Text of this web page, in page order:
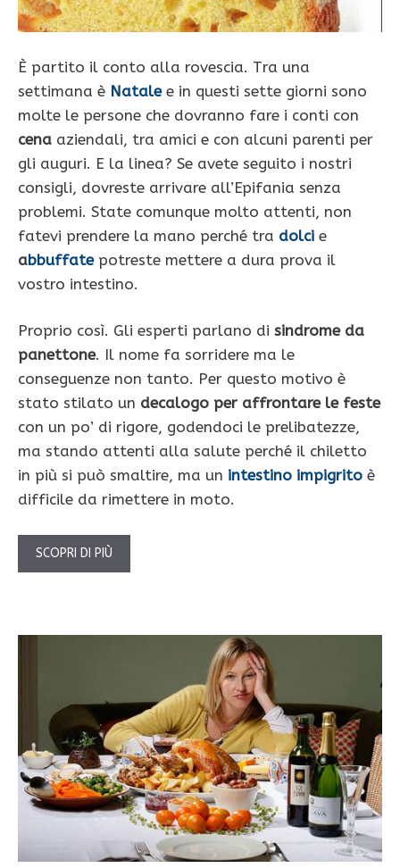
È partito il conto alla rovescia. Tra una
settimana è Natale e in questi sette giorni sono
molte le persone che dovranno fare i conti con
cena aziendali, tra amici e con alcuni parenti per
gli auguri. E la linea? Se avete seguito i nostri
consigli, dovreste arrivare all’Epifania senza
problemi. State comunque molto attenti, non
fatevi prendere la mano perché tra dolci e
abbuffate potreste mettere a dura prova il
vostro intestino.
Proprio così. Gli esperti parlano di sindrome da
panettone. Il nome fa sorridere ma le
conseguenze non tanto. Per questo motivo è
stato stilato un decalogo per affrontare le feste
con un po’ di rigore, godendoci le prelibatezze,
ma stando attenti alla salute perché il chiletto
in più si può smaltire, ma un intestino impigrito è
difficile da rimettere in moto.
SCOPRI DI PIÙ